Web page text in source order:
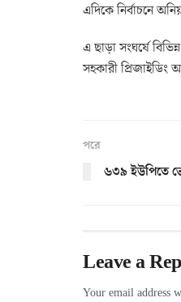
এদিকে নির্বাচনে
এ ছাড়া সংঘর্ষে
সহকারী
পরে
৬৩৯ ইউপিতে
Leave a
Your email address